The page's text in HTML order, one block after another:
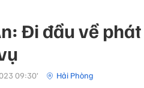
Đi đầu về
09:30’ Hải Phòng